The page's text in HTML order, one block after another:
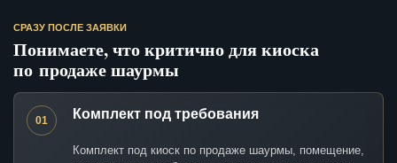
СРАЗУ ПОСЛЕ ЗАЯВКИ
Понимаете, что критично для киоска
по продаже шаурмы
01 Комплект под требования
Комплект под киоск по продаже шаурмы, помещение,